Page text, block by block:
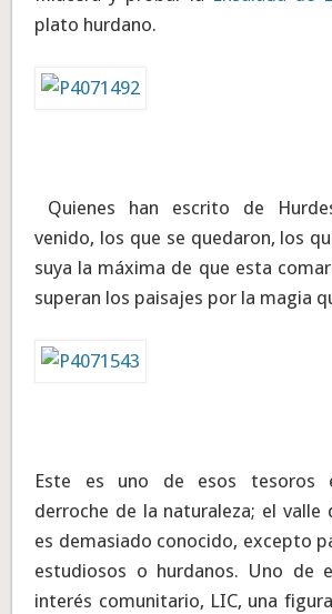
plato hurdano.
Quienes han escrito de
venido, los que se quedaron, los
suya la máxima de que esta
superan los paisajes por la magia
Este es uno de esos tesoros
derroche de la naturaleza; el valle
es demasiado conocido, excepto
estudiosos o hurdanos. Uno de
interés comunitario, LIC, una